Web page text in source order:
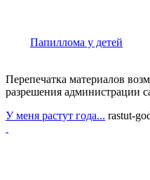
Папиллома у детей
Перепечатка материалов
разрешения администрации
У меня растут года... rastut-